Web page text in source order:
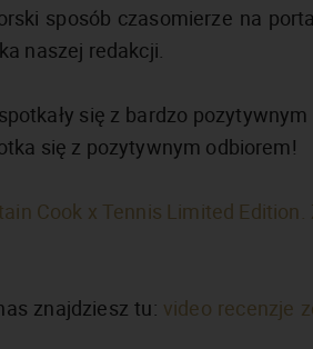
sposób czasomierze na
naszej redakcji.
się z bardzo pozytywnym
się z pozytywnym odbiorem!
Cook x Tennis Limited Edition.
znajdziesz tu: video recenzje